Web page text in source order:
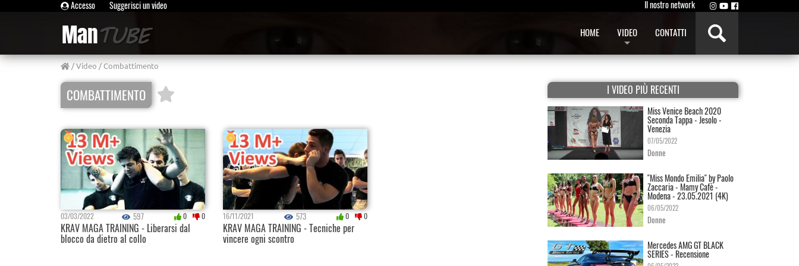
Accesso Suggerisci un video Il nostro network
HOME VIDEO CONTATTI
/Video / Combattimento
COMBATTIMENTO
03/03/2022 597 0 0
KRAV MAGA TRAINING - Liberarsi dal
blocco da dietro al collo
16/11/2021 573 0 0
KRAV MAGA TRAINING - Tecniche per
vincere ogni scontro
I VIDEO PIÙ RECENTI
Miss Venice Beach 2020
Seconda Tappa - Jesolo -
Venezia
07/05/2022
Donne
"Miss Mondo Emilia" by Paolo
Zaccaria - Mamy Cafè -
Modena - 23.05.2021 (4K)
06/05/2022
Donne
Mercedes AMG GT BLACK
SERIES - Recensione